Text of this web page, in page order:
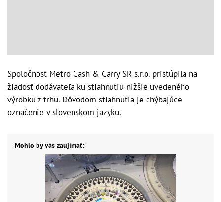
Spoločnosť Metro Cash & Carry SR s.r.o. pristúpila na
žiadosť dodávateľa ku stiahnutiu nižšie uvedeného
výrobku z trhu. Dôvodom stiahnutia je chýbajúce
označenie v slovenskom jazyku.
Mohlo by vás zaujímať: